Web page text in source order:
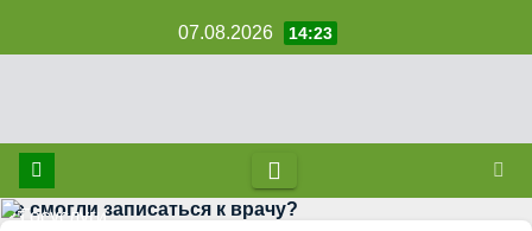
к
07.08.2026 14:23
Не смогли записаться к врачу?